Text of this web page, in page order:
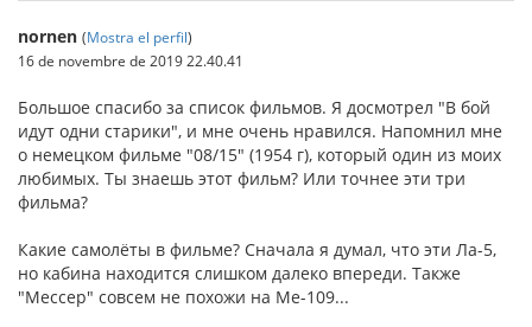
nornen (Mostra el perfil)
16 de novembre de 2019 22.40.41
Большое спасибо за список фильмов. Я досмотрел "В бой
идут одни старики", и мне очень нравился. Напомнил мне
о немецком фильме "08/15" (1954 г), который один из моих
любимых. Ты знаешь этот фильм? Или точнее эти три
фильма?
Какие самолёты в фильме? Сначала я думал, что эти Ла-5,
но кабина находится слишком далеко впереди. Также
"Мессер" совсем не похожи на Me-109...